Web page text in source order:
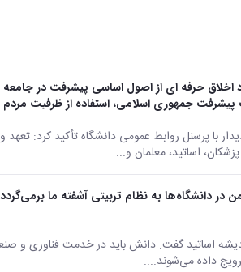
اخلاق حرفه ای از اصول اساسی پیشرفت در
جمهوری اسلامی، استفاده از ظرفیت
با پرسنل روابط عمومی دانشگاه تأکید کرد:
اساتید، معلمان و...
در دانشگاه‌ها به نظام تربیتی آشفته ما
اساتید گفت: دانش باید در خدمت فناوری و
داده می‌شوند....